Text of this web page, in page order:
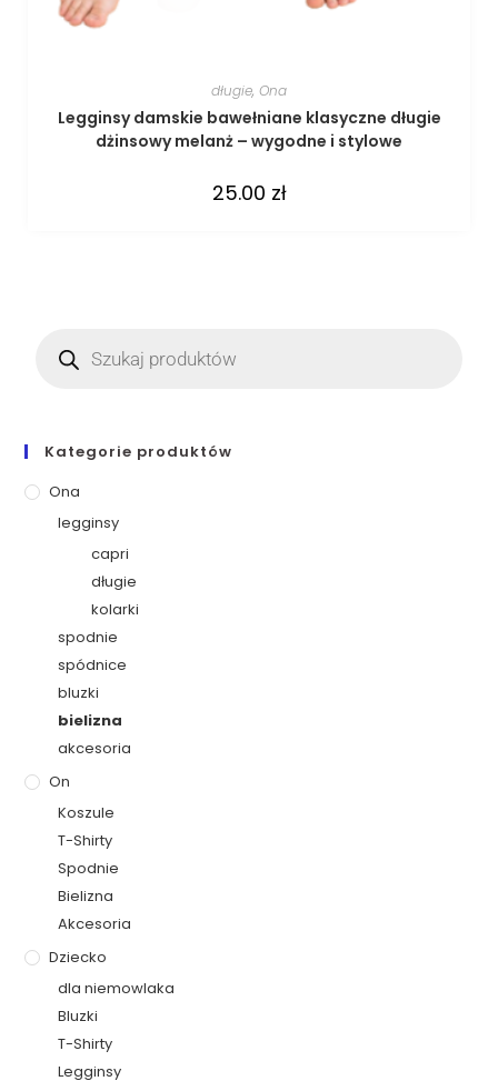
długie, Ona
Legginsy damskie bawełniane klasyczne długie
dżinsowy melanż – wygodne i stylowe
25.00 zł
Kategorie produktów
Ona
legginsy
capri
długie
kolarki
spodnie
spódnice
bluzki
bielizna
akcesoria
On
Koszule
T-Shirty
Spodnie
Bielizna
Akcesoria
Dziecko
dla niemowlaka
Bluzki
T-Shirty
Legginsy